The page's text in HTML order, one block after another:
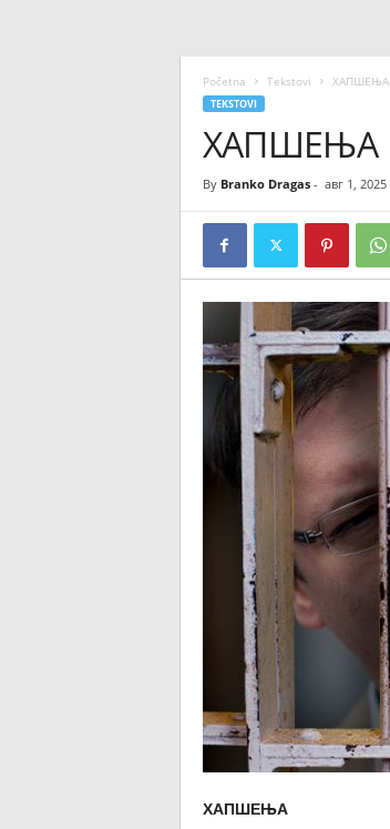
Početna Tekstovi ХАПШЕЊА
TEKSTOVI
ХАПШЕЊА
By Branko Dragas- авг 1, 2025
ХАПШЕЊА